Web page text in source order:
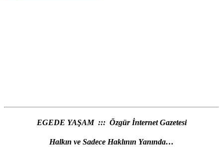
EGEDE YAŞAM ::: Özgür İnternet Gazetesi
Halkın ve Sadece Haklının Yanında…